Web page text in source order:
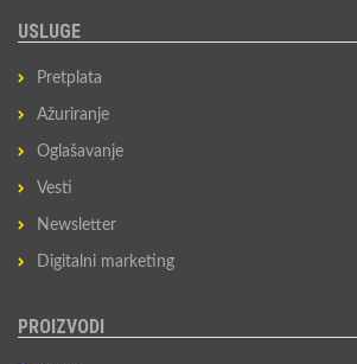
USLUGE
Pretplata
Ažuriranje
Oglašavanje
Vesti
Newsletter
Digitalni marketing
PROIZVODI